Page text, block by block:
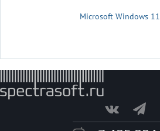
Microsoft Windows